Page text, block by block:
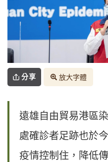
分享 放大字體
遠雄自由貿易港區
處確診者足跡也於
疫情控制住，降低